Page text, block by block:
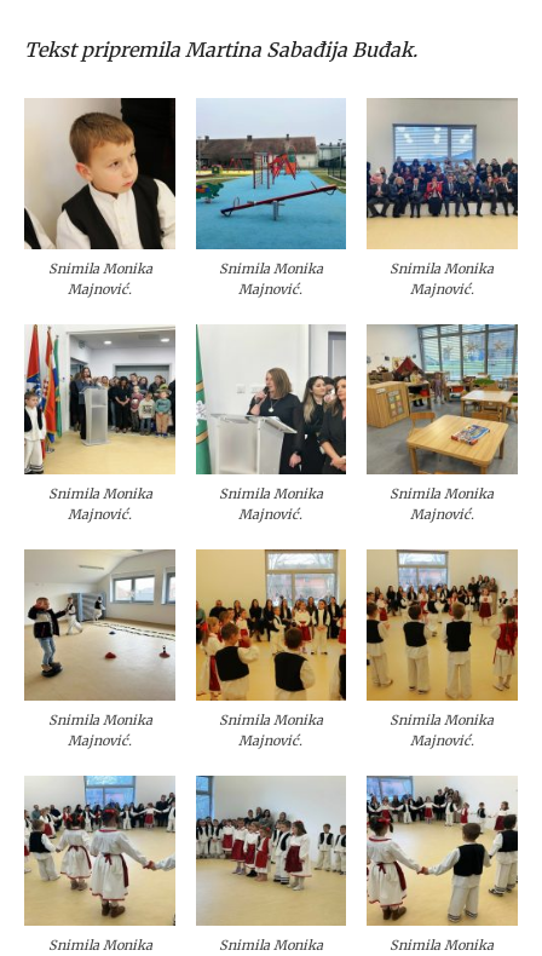
Tekst pripremila Martina Sabađija Buđak.
Snimila Monika
Majnović.
Snimila Monika
Majnović.
Snimila Monika
Majnović.
Snimila Monika
Majnović.
Snimila Monika
Majnović.
Snimila Monika
Majnović.
Snimila Monika
Majnović.
Snimila Monika
Majnović.
Snimila Monika
Majnović.
Snimila Monika Snimila Monika Snimila Monika